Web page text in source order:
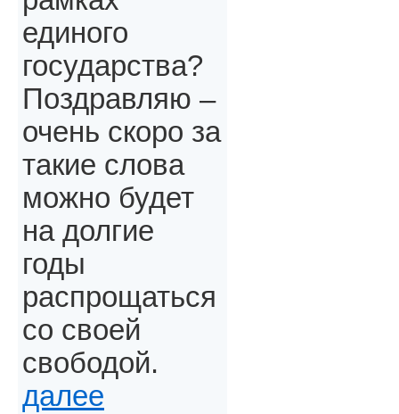
единого
государства?
Поздравляю –
очень скоро за
такие слова
можно будет
на долгие
годы
распрощаться
со своей
свободой.
далее